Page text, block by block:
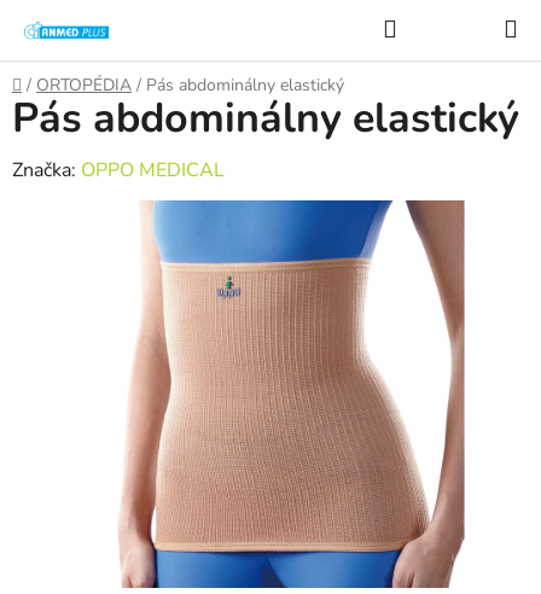
obsah
Domov
/ ORTOPÉDIA / Pás abdominálny elastický
Pás abdominálny elastický
Značka: OPPO MEDICAL